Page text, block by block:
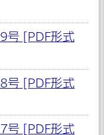
号 [PDF形式
号 [PDF形式
号 [PDF形式